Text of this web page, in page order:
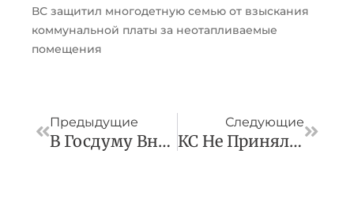
ВС защитил многодетную семью от взыскания
коммунальной платы за неотапливаемые
помещения
Предыдущие
В Госдуму Внесли Проект О Налоге На Прибыль Для Банкротов
Следующие
КС Не Принял Жалобу Института Права И Публичной Политики* На Нормы Законодательства Об Иноагентах